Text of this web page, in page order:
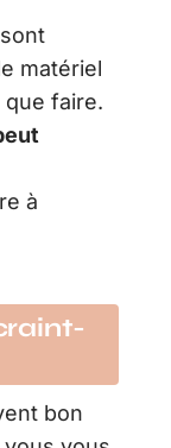
matériel
que faire.
à
bon